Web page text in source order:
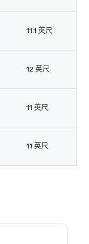
11.1 英尺
12 英尺
11 英尺
11 英尺